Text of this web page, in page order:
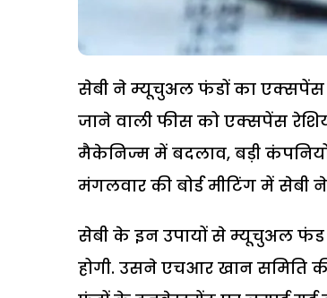
सेबी ने म्यूचुअल फंडों का एक्सपेंस
जाने वाली फीस को एक्सपेंस
मैकेनिज्म में बदलाव, बड़ी
मंगलवार की बोर्ड मीटिंग में सेबी
सेबी के इन उपायों से म्यूचुअल फंड
होगी. उसने एचआर खान समिति